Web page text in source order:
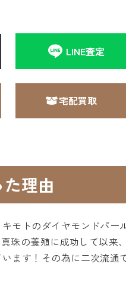
LINE査定
宅配買取
理由
モトのダイヤモンドパ
珠の養殖に成功して以
ます！その為に二次流